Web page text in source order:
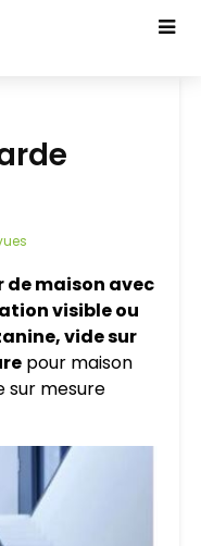
maison avec
visible ou
vide sur
pour maison
sur mesure